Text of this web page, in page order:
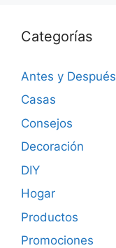
Categorías
Antes y Después
Casas
Consejos
Decoración
DIY
Hogar
Productos
Promociones